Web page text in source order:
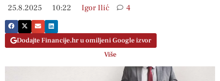
25.8.2025 10:22 Igor Ilić 4
Dodajte Financije.hr u omiljeni Google izvor
Više